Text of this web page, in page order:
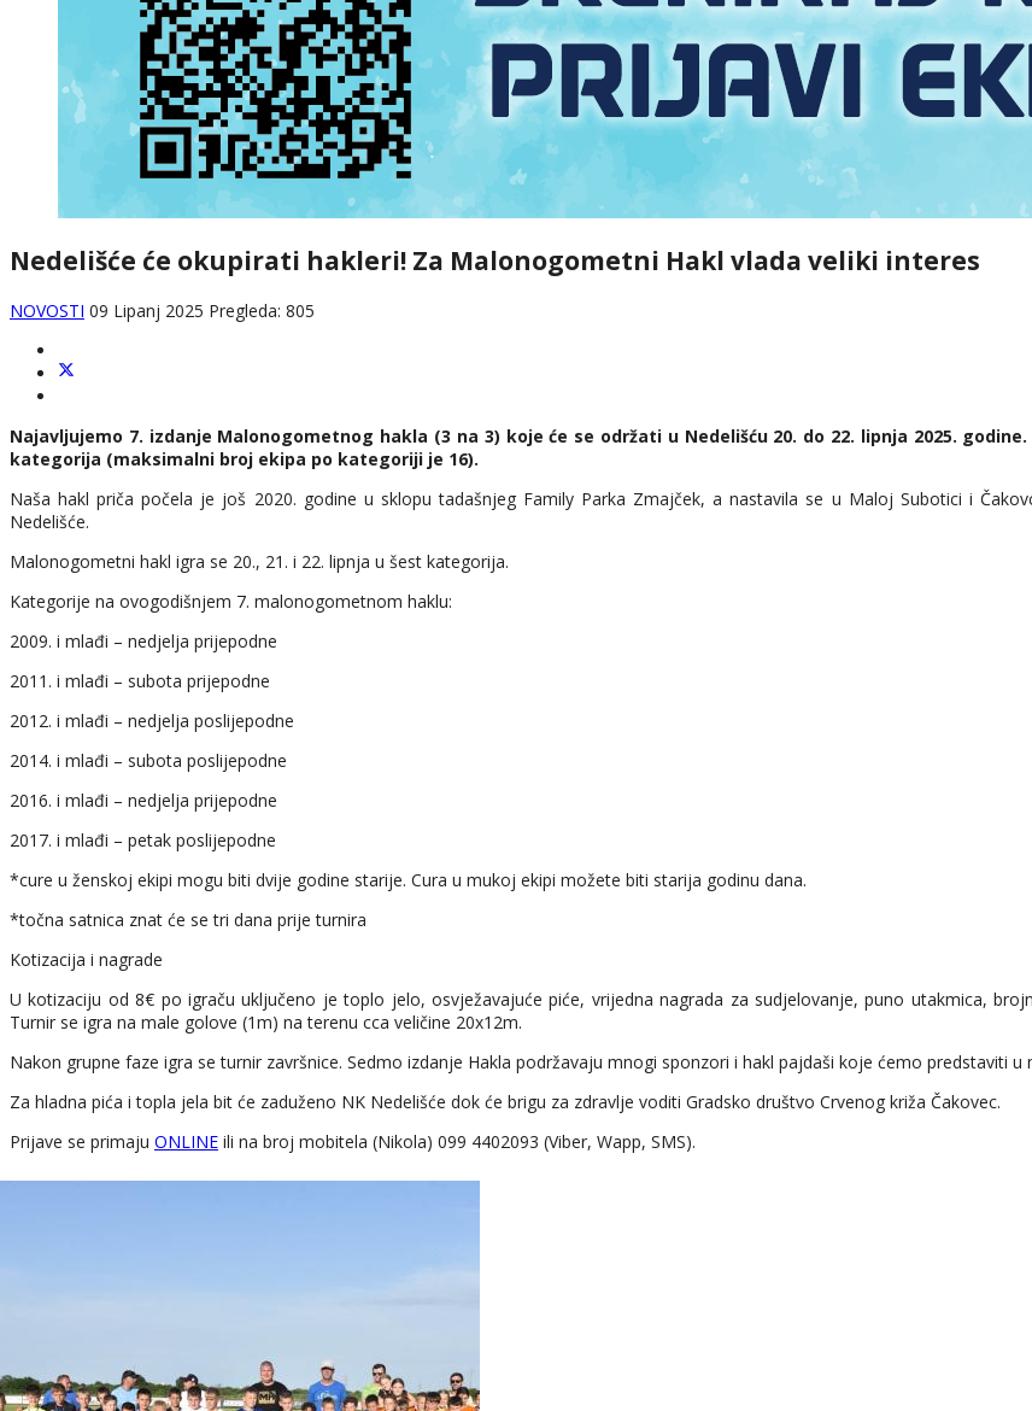
Nedelišće će okupirati hakleri! Za Malonogometni Hakl vlada veliki interes
NOVOSTI 09 Lipanj 2025 Pregleda: 805
Najavljujemo 7. izdanje Malonogometnog hakla (3 na 3) koje će se održati u Nedelišću 20. do 22. lipnja 2025.
kategorija (maksimalni broj ekipa po kategoriji je 16).
Naša hakl priča počela je još 2020. godine u sklopu tadašnjeg Family Parka Zmajček, a nastavila se u Maloj Subotici i
Nedelišće.
Malonogometni hakl igra se 20., 21. i 22. lipnja u šest kategorija.
Kategorije na ovogodišnjem 7. malonogometnom haklu:
2009. i mlađi – nedjelja prijepodne
2011. i mlađi – subota prijepodne
2012. i mlađi – nedjelja poslijepodne
2014. i mlađi – subota poslijepodne
2016. i mlađi – nedjelja prijepodne
2017. i mlađi – petak poslijepodne
*cure u ženskoj ekipi mogu biti dvije godine starije. Cura u mukoj ekipi možete biti starija godinu dana.
*točna satnica znat će se tri dana prije turnira
Kotizacija i nagrade
U kotizaciju od 8€ po igraču uključeno je toplo jelo, osvježavajuće piće, vrijedna nagrada za sudjelovanje, puno utakmica,
Turnir se igra na male golove (1m) na terenu cca veličine 20x12m.
Nakon grupne faze igra se turnir završnice. Sedmo izdanje Hakla podržavaju mnogi sponzori i hakl pajdaši koje ćemo predstaviti u
Za hladna pića i topla jela bit će zaduženo NK Nedelišće dok će brigu za zdravlje voditi Gradsko društvo Crvenog križa Čakovec.
Prijave se primaju ONLINE ili na broj mobitela (Nikola) 099 4402093 (Viber, Wapp, SMS).